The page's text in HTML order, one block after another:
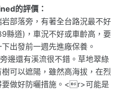
的評價：
部落旁，有著全台路況最不好
縣道)，車況不好或車齡高，要
出發前一週先進廠保養。
邊還有溪流很不錯。草地翠綠
可以遮陽，雖然高海拔，在烈
要做好防曬措施。<r>可能是